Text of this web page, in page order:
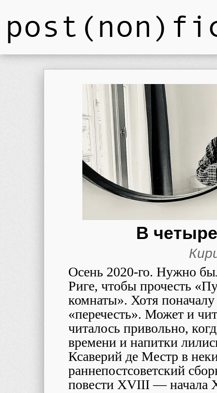
В
Осень 2020-го. Нужно
Риге, чтобы прочесть
комнаты». Хотя
«перечесть». Может и
читалось привольно,
времени и напитки
Ксаверий де Местр в
раннепостсоветский
повести XVIII — начала